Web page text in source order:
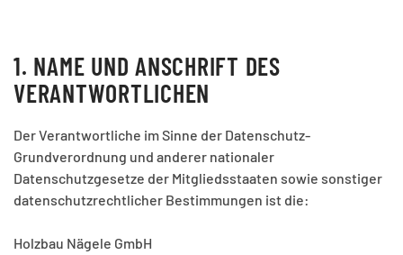
1. NAME UND ANSCHRIFT DES
VERANTWORTLICHEN
Der Verantwortliche im Sinne der Datenschutz-
Grundverordnung und anderer nationaler
Datenschutzgesetze der Mitgliedsstaaten sowie sonstiger
datenschutzrechtlicher Bestimmungen ist die:
Holzbau Nägele GmbH